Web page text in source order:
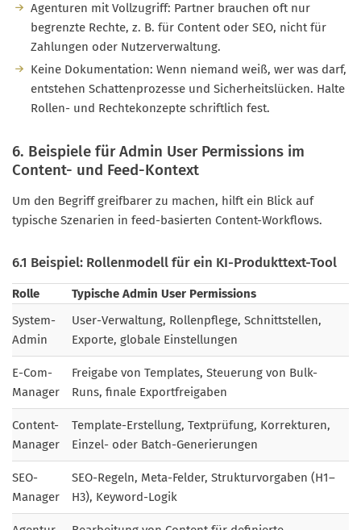
Agenturen mit Vollzugriff: Partner brauchen oft nur
begrenzte Rechte, z. B. für Content oder SEO, nicht für
Zahlungen oder Nutzerverwaltung.
Keine Dokumentation: Wenn niemand weiß, wer was darf,
entstehen Schattenprozesse und Sicherheitslücken. Halte
Rollen- und Rechtekonzepte schriftlich fest.
6. Beispiele für Admin User Permissions im
Content- und Feed-Kontext
Um den Begriff greifbarer zu machen, hilft ein Blick auf
typische Szenarien in feed-basierten Content-Workflows.
6.1 Beispiel: Rollenmodell für ein KI-Produkttext-Tool
Rolle
Typische Admin User Permissions
System-
Admin
User-Verwaltung, Rollenpflege, Schnittstellen,
Exporte, globale Einstellungen
E-Com-
Manager
Freigabe von Templates, Steuerung von Bulk-
Runs, finale Exportfreigaben
Content-
Manager
Template-Erstellung, Textprüfung, Korrekturen,
Einzel- oder Batch-Generierungen
SEO-
Manager
SEO-Regeln, Meta-Felder, Strukturvorgaben (H1–
H3), Keyword-Logik